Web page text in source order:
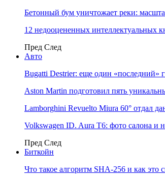
Бетонный бум уничтожает реки:
12 недооцененных интеллектуальных
Пред След
Авто
Bugatti Destrier: еще один «последний»
Aston Martin подготовил пять
Lamborghini Revuelto Miura 60° отдал
Volkswagen ID. Aura T6: фото салона и
Пред След
Биткойн
Что такое алгоритм SHA-256 и как это